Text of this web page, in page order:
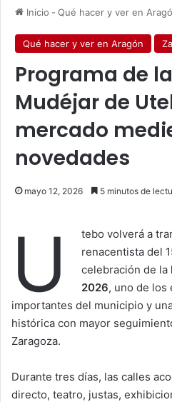
Inicio - Qué hacer y ver en
Qué hacer y ver en Aragón
Programa de
Mudéjar de
mercado
novedades
mayo 12, 2026 5 minutos de
U
tebo volverá a
renacentista del
celebración de la
2026, uno de los
importantes del municipio y
histórica con mayor
Zaragoza.
Durante tres días, las calles
directo, teatro, justas,